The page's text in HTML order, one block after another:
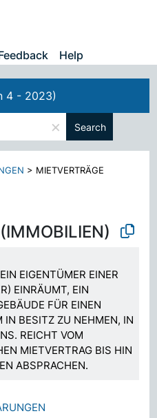
Help
4 - 2023)
× Search
> MIETVERTRÄGE
EIGENTÜMER EINER
EINRÄUMT, EIN
FÜR EINEN
IN BESITZ ZU NEHMEN, IN
REICHT VOM
MIETVERTRAG BIS HIN
ABSPRACHEN.